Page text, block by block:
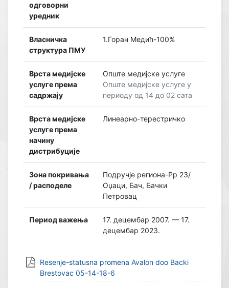
одговорни
уредник
Власничка
структура ПМУ
1.Горан Медић-100%
Врста медијске
услуге према
садржају
Опште медијске услуге
Опште медијске услуге у
периоду од 14 до 02 сата
Врста медијске
услуге према
начину
дистрибуције
Линеарно-терестричко
Зона покривања
/ расподеле
Подручје региона-Рр 23/
Оџаци, Бач, Бачки
Петровац
Период важења
17. децембар 2007. — 17.
децембар 2023.
Resenje-statusna promena Avalon doo Backi
Brestovac 05-14-18-6